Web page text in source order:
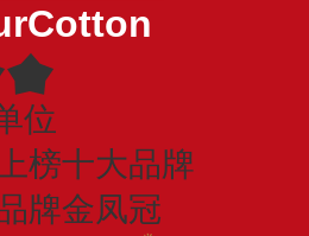
位
榜十大品牌
牌金凤冠